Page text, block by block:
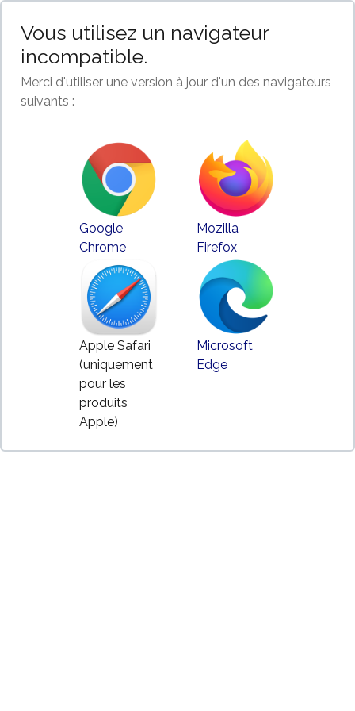
Vous utilisez un navigateur
incompatible.
Merci d'utiliser une version à jour d'un des navigateurs
suivants :
Google
Chrome
Mozilla
Firefox
Apple Safari
(uniquement
pour les
produits
Apple)
Microsoft
Edge